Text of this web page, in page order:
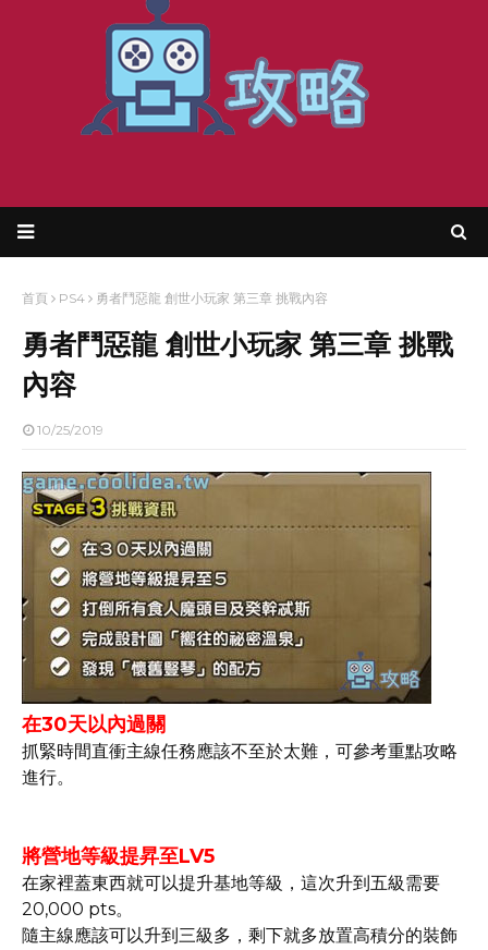
首頁 PS4 勇者鬥惡龍 創世小玩家 第三章 挑戰內容
勇者鬥惡龍 創世小玩家 第三章 挑戰
內容
10/25/2019
在30天以內過關
抓緊時間直衝主線任務應該不至於太難，可參考重點攻略
進行。
將營地等級提昇至LV5
在家裡蓋東西就可以提升基地等級，這次升到五級需要
20,000 pts。
隨主線應該可以升到三級多，剩下就多放置高積分的裝飾